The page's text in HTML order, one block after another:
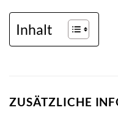
Inhalt
ZUSÄTZLICHE